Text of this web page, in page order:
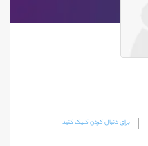
برای دنبال کردن کلیک کنید